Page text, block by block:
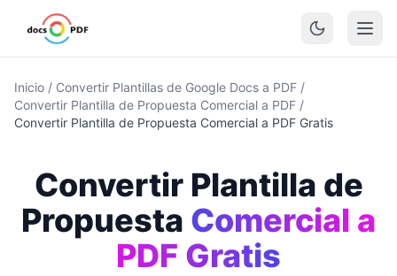
Inicio / Convertir Plantillas de Google Docs a PDF /
Convertir Plantilla de Propuesta Comercial a PDF /
Convertir Plantilla de Propuesta Comercial a PDF Gratis
Convertir Plantilla de
Propuesta Comercial a
PDF Gratis